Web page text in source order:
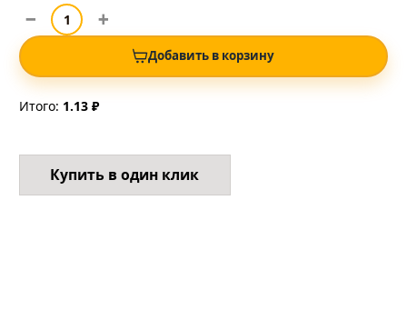
Добавить в корзину
Итого: 1.13 ₽
Купить в один клик